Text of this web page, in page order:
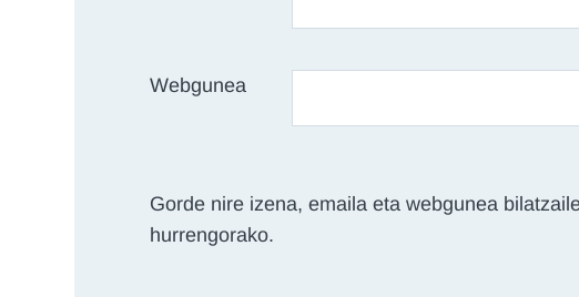
Webgunea
Gorde nire izena, emaila eta webgunea
hurrengorako.